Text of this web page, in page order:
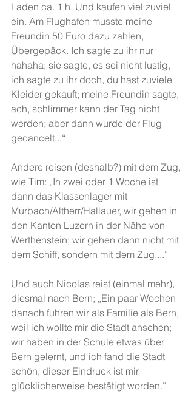
Laden ca. 1 h. Und kaufen viel zuviel
ein. Am Flughafen musste meine
Freundin 50 Euro dazu zahlen,
Übergepäck. Ich sagte zu ihr nur
hahaha; sie sagte, es sei nicht lustig,
ich sagte zu ihr doch, du hast zuviele
Kleider gekauft; meine Freundin sagte,
ach, schlimmer kann der Tag nicht
werden; aber dann wurde der Flug
gecancelt...“
Andere reisen (deshalb?) mit dem Zug,
wie Tim: „In zwei oder 1 Woche ist
dann das Klassenlager mit
Murbach/Altherr/Hallauer, wir gehen in
den Kanton Luzern in der Nähe von
Werthenstein; wir gehen dann nicht mit
dem Schiff, sondern mit dem Zug....“
Und auch Nicolas reist (einmal mehr),
diesmal nach Bern; „Ein paar Wochen
danach fuhren wir als Familie als Bern,
weil ich wollte mir die Stadt ansehen;
wir haben in der Schule etwas über
Bern gelernt, und ich fand die Stadt
schön, dieser Eindruck ist mir
glücklicherweise bestätigt worden.“